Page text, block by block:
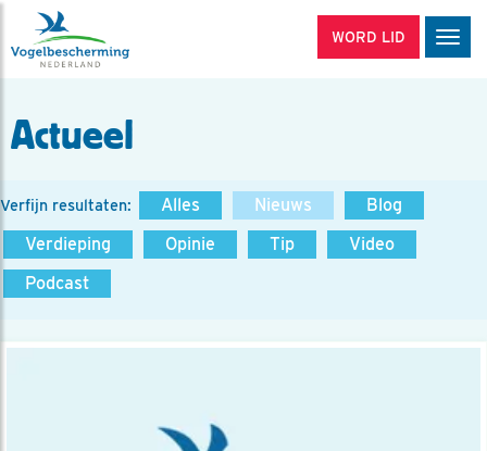
WORD LID
Actueel
Verfijn resultaten: Alles Nieuws
Blog
Verdieping
Opinie Tip
Video
Podcast